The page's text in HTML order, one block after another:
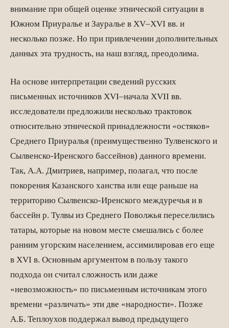
внимание при общей оценке этнической ситуации в
Южном Приуралье и Зауралье в XV–XVI вв. и
несколько позже. Но при привлечении дополнительных
данных эта трудность, на наш взгляд, преодолима.
На основе интерпретации сведений русских
письменных источников XVI–начала XVII вв.
исследователи предложили несколько трактовок
относительно этнической принадлежности «остяков»
Среднего Приуралья (преимущественно Тулвенского и
Сылвенско-Иренского бассейнов) данного времени.
Так, А.А. Дмитриев, например, полагал, что после
покорения Казанского ханства или еще раньше на
территорию Сылвенско-Иренского междуречья и в
бассейн р. Тулвы из Среднего Поволжья переселились
татары, которые на новом месте смешались с более
ранним угорским населением, ассимилировав его еще
в XVI в. Основным аргументом в пользу такого
подхода он считал сложность или даже
«невозможность» по пись­менным источникам этого
времени «различать» эти две «народности». Позже
А.Б. Теплоухов поддержал вывод предыдущего